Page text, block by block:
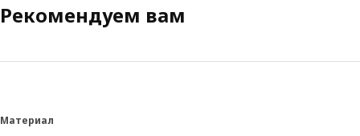
Рекомендуем вам
Материал